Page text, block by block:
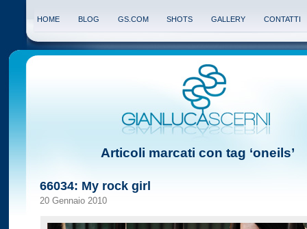
HOME BLOG GS.COM SHOTS GALLERY CONTATTI
Articoli marcati con tag ‘oneils’
66034: My rock girl
20 Gennaio 2010